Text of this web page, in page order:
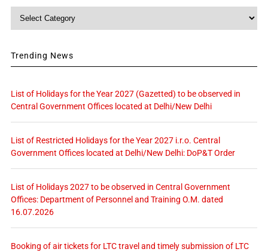
Trending News
List of Holidays for the Year 2027 (Gazetted) to be observed in
Central Government Offices located at Delhi/New Delhi
List of Restricted Holidays for the Year 2027 i.r.o. Central
Government Offices located at Delhi/New Delhi: DoP&T Order
List of Holidays 2027 to be observed in Central Government
Offices: Department of Personnel and Training O.M. dated
16.07.2026
Booking of air tickets for LTC travel and timely submission of LTC